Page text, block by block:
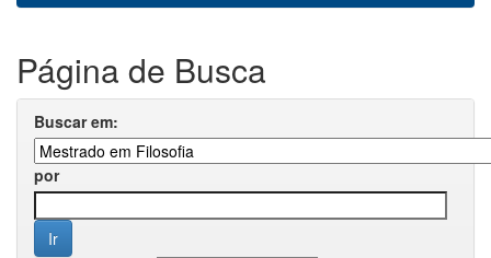
Página de Busca
Buscar em:
por